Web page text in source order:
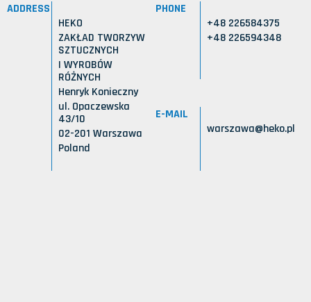
ADDRESS
HEKO
ZAKŁAD TWORZYW
SZTUCZNYCH
I WYROBÓW
RÓŻNYCH
Henryk Konieczny
ul. Opaczewska
43/10
02-201 Warszawa
Poland
PHONE
+48 226584375
+48 226594348
E-MAIL
warszawa@heko.pl